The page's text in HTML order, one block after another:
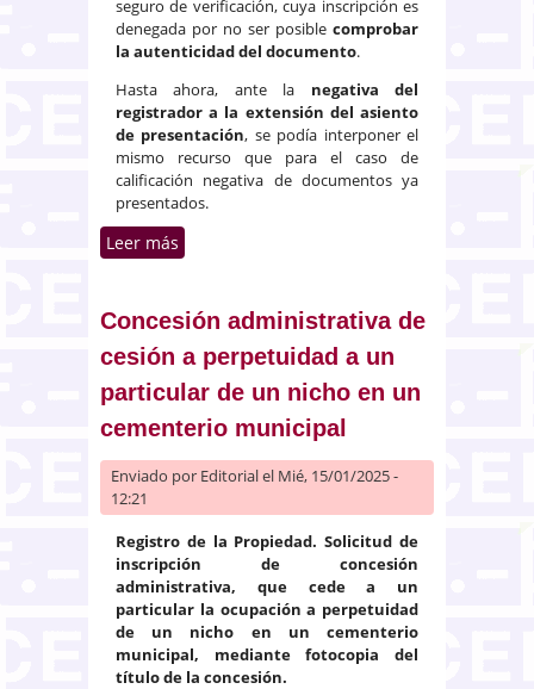
seguro de verificación, cuya inscripción es
denegada por no ser posible comprobar
la autenticidad del documento.
Hasta ahora, ante la negativa del
registrador a la extensión del asiento
de presentación, se podía interponer el
mismo recurso que para el caso de
calificación negativa de documentos ya
presentados.
Leer más
Concesión administrativa de
cesión a perpetuidad a un
particular de un nicho en un
cementerio municipal
Enviado por Editorialel Mié, 15/01/2025 -
12:21
Registro de la Propiedad. Solicitud de
inscripción de concesión
administrativa, que cede a un
particular la ocupación a perpetuidad
de un nicho en un cementerio
municipal, mediante fotocopia del
título de la concesión.